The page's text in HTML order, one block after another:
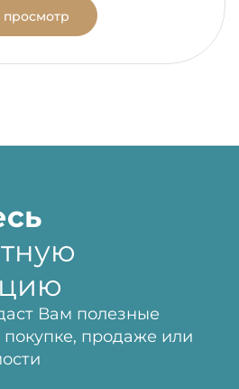
просмотр
Вам полезные
продаже или